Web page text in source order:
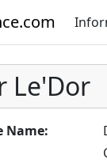
Le'Dor
Name: